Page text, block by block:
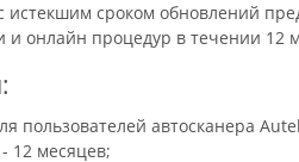
истекшим сроком обновлений
и онлайн процедур в течении 12
пользователей автосканера
12 месяцев;